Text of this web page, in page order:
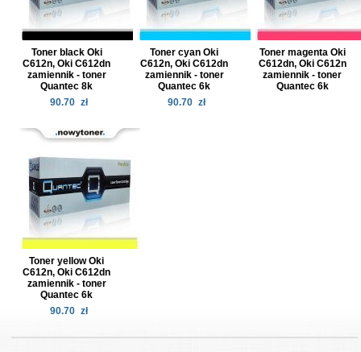
Toner black Oki
C612n, Oki C612dn
zamiennik - toner
Quantec 8k
90.70 zł
Toner cyan Oki
C612n, Oki C612dn
zamiennik - toner
Quantec 6k
90.70 zł
Toner magenta Oki
C612dn, Oki C612n
zamiennik - toner
Quantec 6k
Toner yellow Oki
C612n, Oki C612dn
zamiennik - toner
Quantec 6k
90.70 zł